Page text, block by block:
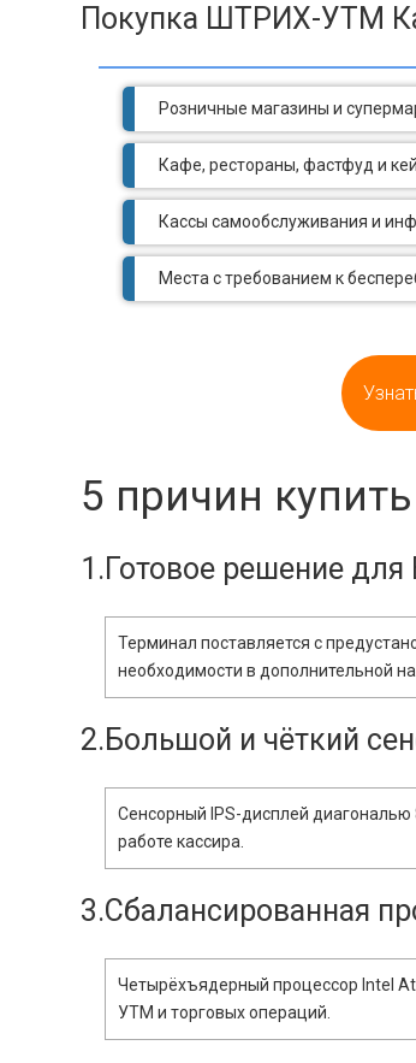
Покупка ШТРИХ-УТМ
Розничные магазины и
Кафе, рестораны, фастфуд и
Кассы самообслуживания и
Места с требованием к
5 причин
1.Готовое решение
Терминал поставляется с
необходимости в дополнительной
2.Большой и чёткий
Сенсорный IPS-дисплей
работе кассира.
3.Сбалансированная
Четырёхъядерный процессор Intel
УТМ и торговых операций.